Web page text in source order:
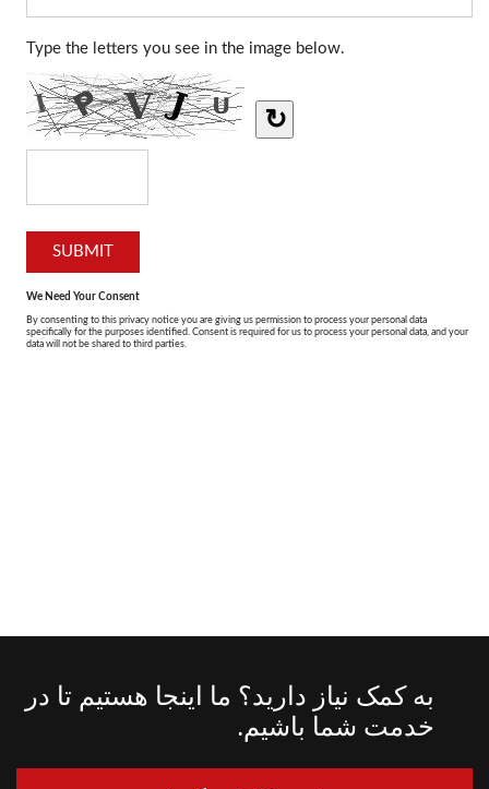
به کمک نیاز دارید؟ ما اینجا هستیم تا در
خدمت شما باشیم.